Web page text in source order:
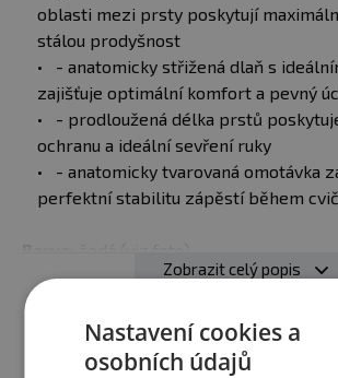
oblasti mezi prsty poskytují
stálou prodyšnost
- anatomicky střižená dlaň s
zajišťuje optimální komfort a pevný
- prodloužená délka prstů
ochranu a ideální sevření ruky
- anatomicky tvarovaná omotávka
perfektní stabilitu zápěstí během
Zobrazit celý popis
Recenze Produkt zatím
Nastavení cookies a
osobních údajů